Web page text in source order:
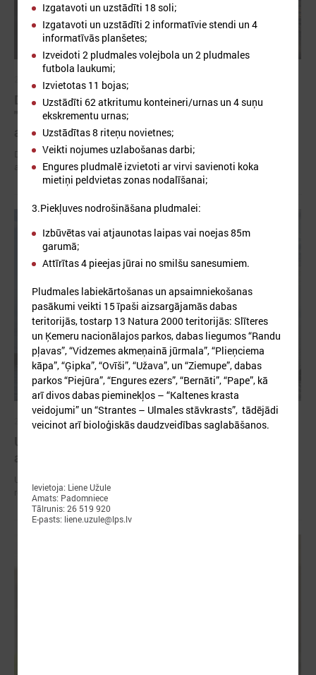
2026. gada 01. maijs
Devīto gadu pašvaldības īsteno projektu
"Piekrastes apsaimniekošanas praktisko
aktivitāšu realizēšana"
Devīto gadu piekrastes pašvaldības īsteno projektu "Piekrastes
apsaimniekošanas praktisko aktivitāšu realizēšana"
2025. gada 21. oktobris
realizēšana" astotā sezona
Izgatavoti un uzstādīti 18 soli;
Izgatavoti un uzstādīti 2 informatīvie stendi un 4
informatīvās planšetes;
Izveidoti 2 pludmales volejbola un 2 pludmales
futbola laukumi;
Izvietotas 11 bojas;
Uzstādīti 62 atkritumu konteineri/urnas un 4 suņu
ekskrementu urnas;
Uzstādītas 8 riteņu novietnes;
Veikti nojumes uzlabošanas darbi;
Engures pludmalē izvietoti ar virvi savienoti koka
mietiņi peldvietas zonas nodalīšanai;
3.Piekļuves nodrošināšana pludmalei:
Izbūvētas vai atjaunotas laipas vai noejas 85m
garumā;
Attīrītas 4 pieejas jūrai no smilšu sanesumiem.
Pludmales labiekārtošanas un apsaimniekošanas
pasākumi veikti 15 īpaši aizsargājamās dabas
teritorijās, tostarp 13 Natura 2000 teritorijās: Slīteres
un Ķemeru nacionālajos parkos, dabas liegumos “Randu
pļavas”, “Vidzemes akmeņainā jūrmala”, “Plieņciema
kāpa”, “Ģipka”, “Ovīši”, “Užava”, un “Ziemupe”, dabas
parkos “Piejūra”, “Engures ezers”, “Bernāti”, “Pape”, kā
arī divos dabas pieminekļos – “Kaltenes krasta
veidojumi” un “Strantes – Ulmales stāvkrasts”, tādējādi
veicinot arī bioloģiskās daudzveidības saglabāšanos.
Ievietoja: Liene Užule
Amats: Padomniece
Tālrunis: 26 519 920
E-pasts: liene.uzule@lps.lv